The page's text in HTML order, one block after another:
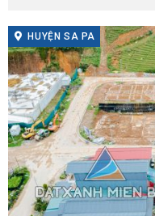
HUYỆN SA PA